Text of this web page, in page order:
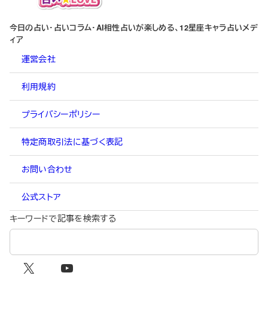
今日の占い・占いコラム・AI相性占いが楽しめる、12星座キャラ占いメデ
ィア
運営会社
利用規約
プライバシーポリシー
特定商取引法に基づく表記
お問い合わせ
公式ストア
キーワードで記事を検索する
X YouTube